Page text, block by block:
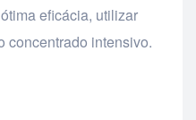
eficácia, utilizar
concentrado intensivo.